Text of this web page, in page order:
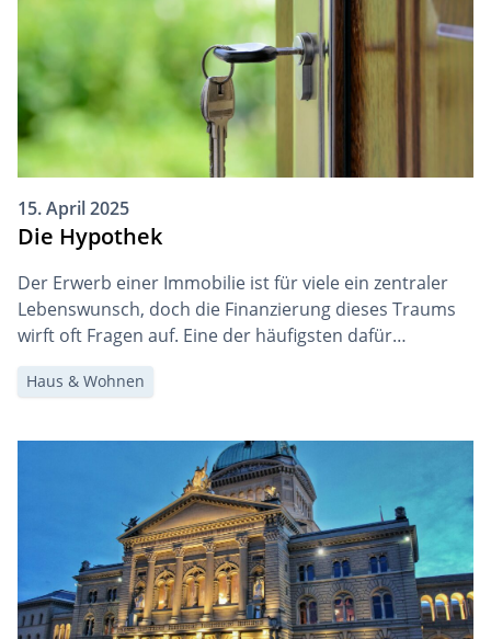
15. April 2025
Die Hypothek
Der Erwerb einer Immobilie ist für viele ein zentraler
Lebenswunsch, doch die Finanzierung dieses Traums
wirft oft Fragen auf. Eine der häufigsten dafür
verwendeten Finanzierungsformen ist die Hypothek.
Doch wie funktioniert eine Hypothek genau? Wie viel
sinnvoll, und was passiert, wenn Hypothekenschulden
vererbt werden? In diesem Beitrag geben wir einen […]
Haus & Wohnen